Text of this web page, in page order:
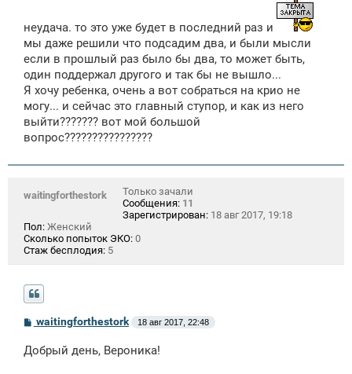
неудача. то это уже будет в последний раз и
мы даже решили что подсадим два, и были мысли
если в прошлый раз было бы два, то может быть,
один поддержал другого и так бы не вышло...
Я хочу ребенка, очень а вот собраться на крио не
могу... и сейчас это главный ступор, и как из него
выйти??????? вот мой большой
вопрос????????????????
waitingforthestork
Только зачали
Сообщения: 11
Зарегистрирован: 18 авг 2017, 19:18
Пол: Женский
Сколько попыток ЭКО: 0
Стаж бесплодия: 5
С
б
waitingforthestork 18 авг 2017, 22:48
Добрый день, Вероника!